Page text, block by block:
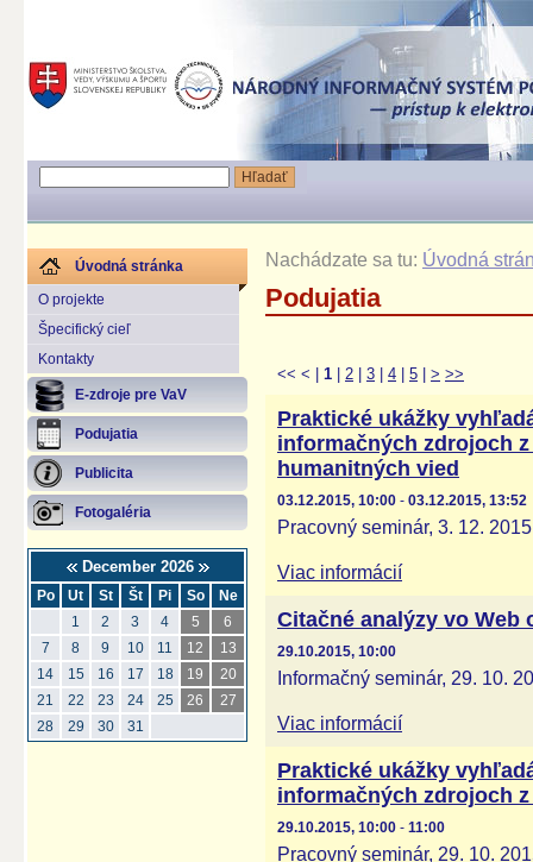
Úvodná stránka
O projekte
Špecifický cieľ
Kontakty
E-zdroje pre VaV
Podujatia
Publicita
Fotogaléria
December 2026
Po Ut St Št Pi So
Ne
1
2 3 4 5
6
7
8 9 10 11 12
13
14
15 16 17 18 19
20
21
22 23 24 25 26
27
28
29 30 31
Nachádzate sa tu: Úvodná
Podujatia
<< < 1 2 3 4 5 > >>
Praktické ukážky
informačných zdrojoch
humanitných vied
03.12.2015, 10:00 - 03.12.2015, 13:52
Pracovný seminár, 3. 12. 2015
Viac informácií
Citačné analýzy vo Web
29.10.2015, 10:00
Informačný seminár, 29. 10.
Viac informácií
Praktické ukážky
informačných zdrojoch
29.10.2015, 10:00 - 11:00
Pracovný seminár, 29. 10.